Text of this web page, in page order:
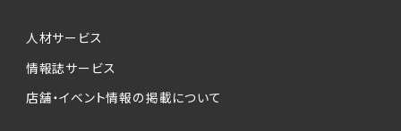
人材サービス
情報誌サービス
店舗・イベント情報の掲載について